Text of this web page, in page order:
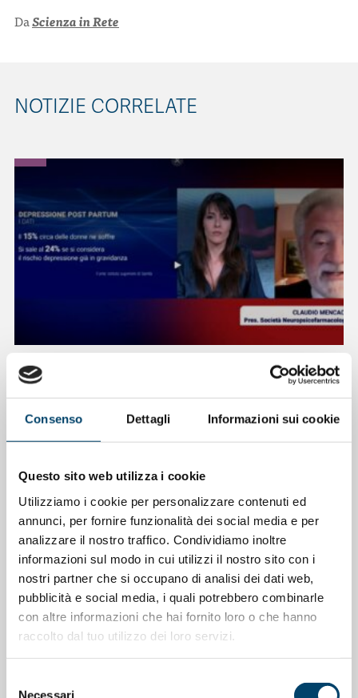
Consenso Dettagli Informazioni sui cookie
Questo sito web utilizza i cookie
Utilizziamo i cookie per personalizzare contenuti ed
annunci, per fornire funzionalità dei social media e per
analizzare il nostro traffico. Condividiamo inoltre
informazioni sul modo in cui utilizzi il nostro sito con i
nostri partner che si occupano di analisi dei dati web,
pubblicità e social media, i quali potrebbero combinarle
con altre informazioni che hai fornito loro o che hanno
raccolto dal tuo utilizzo dei loro servizi.
Necessari
DaScienza in Rete
NOTIZIE CORRELATE
ONDA PER LE DONNE
Depressione Post Partum: intervista al
Prof. Claudio Mencacci
ONDA PER IL SISTEMA SANITARIO ONDA PER LE DONNE